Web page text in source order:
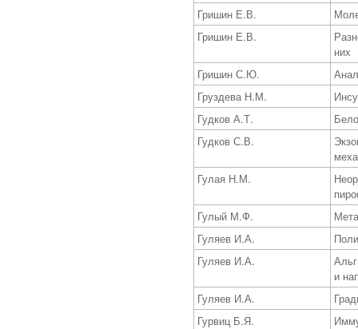
Гришин Е.В.
Гришин Е.В.
них
Гришин С.Ю.
Груздева Н.М.
Гудков А.Т.
Гудков С.В.
Гулая Н.М.
Гулый М.Ф.
Гуляев И.А.
Гуляев И.А.
и
Гуляев И.А.
Гурвиц Б.Я.